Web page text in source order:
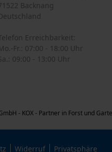
Backnang
Erreichbarkeit:
Fr.: 07:00 - 18:00 Uhr
09:00 - 13:00 Uhr
- KOX - Partner in Forst und
Widerruf Privatsphäre
Tool